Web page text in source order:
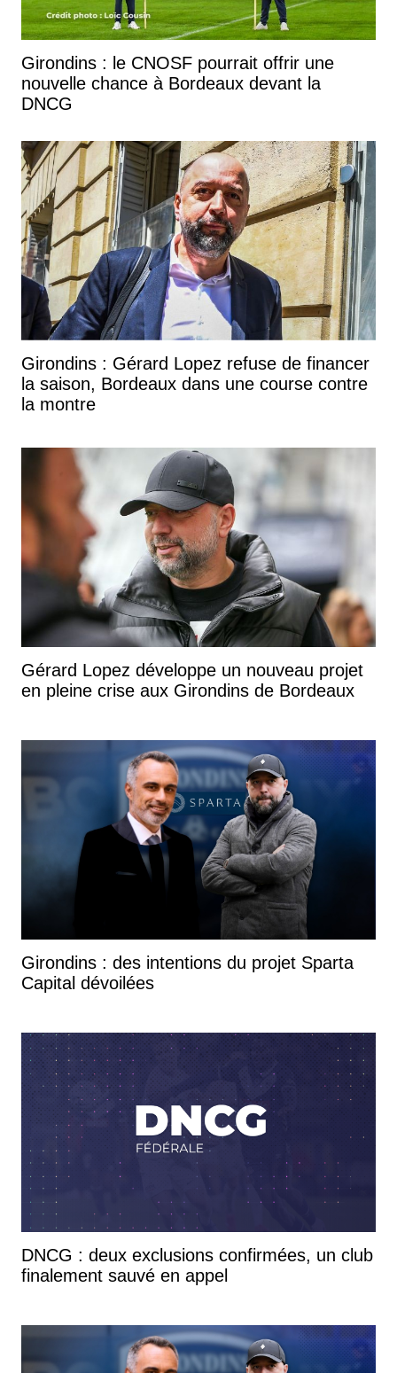
Girondins : le CNOSF pourrait offrir une
nouvelle chance à Bordeaux devant la
DNCG
Girondins : Gérard Lopez refuse de financer
la saison, Bordeaux dans une course contre
la montre
Gérard Lopez développe un nouveau projet
en pleine crise aux Girondins de Bordeaux
Girondins : des intentions du projet Sparta
Capital dévoilées
DNCG : deux exclusions confirmées, un club
finalement sauvé en appel